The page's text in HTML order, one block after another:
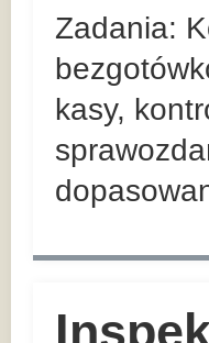
Zadania:
kasy,